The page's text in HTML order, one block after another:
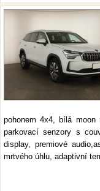
pohonem 4x4, bílá
parkovací senzory s
display, premiové
mrtvého úhlu, adaptivní